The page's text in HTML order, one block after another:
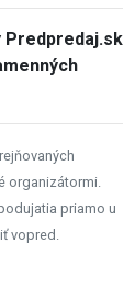
Predpredaj.sk
organizátormi.
priamo u
vopred.